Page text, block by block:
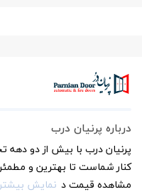
درباره پرنیان درب
پرنیان درب با بیش از دو دهه
کنار شماست تا بهترین و
مشاهده قیمت د نمایش بیشتر